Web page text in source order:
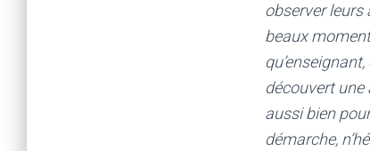
observer leurs
beaux
découvert une
aussi bien
démarche,